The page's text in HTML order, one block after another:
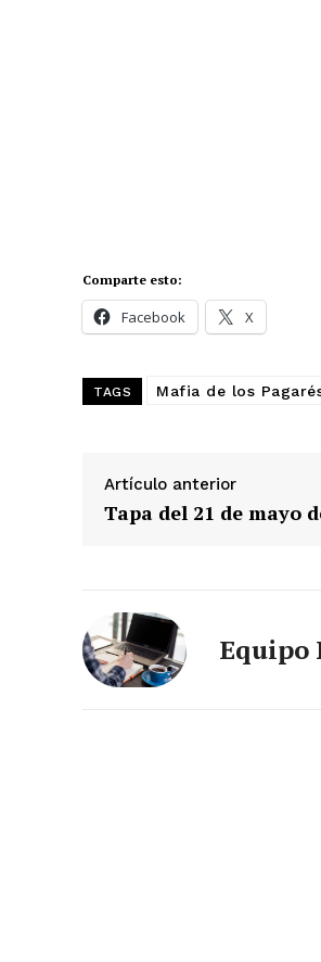
Comparte esto:
Facebook X
TAGS Mafia de los
Artículo anterior
Tapa del 21 de mayo
Equipo